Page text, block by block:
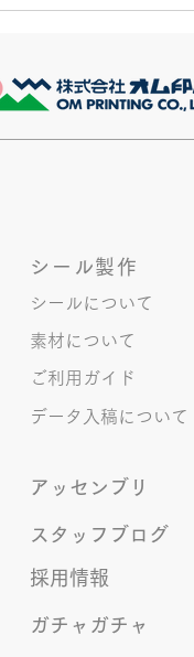
るVTuberにハマってい
し活という程でもない
シール製作
シールについて
素材について
ご利用ガイド
データ入稿について
アッセンブリ
スタッフブログ
採用情報
ガチャガチャ